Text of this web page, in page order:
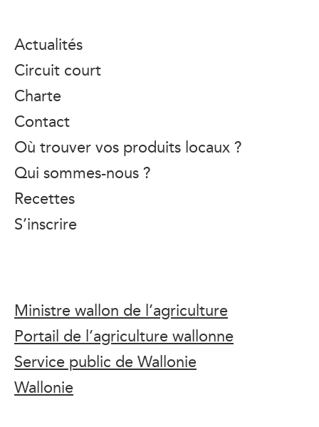
Actualités
Circuit court
Charte
Contact
Où trouver vos produits locaux ?
Qui sommes-nous ?
Recettes
S’inscrire
Ministre wallon de l’agriculture
Portail de l’agriculture wallonne
Service public de Wallonie
Wallonie